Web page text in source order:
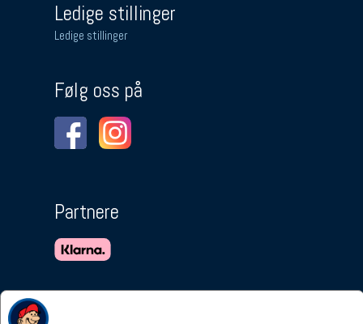
Ledige stillinger
Ledige stillinger
Følg oss på
Partnere